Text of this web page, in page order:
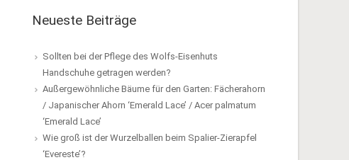
Neueste Beiträge
Sollten bei der Pflege des Wolfs-Eisenhuts
Handschuhe getragen werden?
Außergewöhnliche Bäume für den Garten: Fächerahorn
/ Japanischer Ahorn ‘Emerald Lace’ / Acer palmatum
‘Emerald Lace’
Wie groß ist der Wurzelballen beim Spalier-Zierapfel
‘Evereste’?